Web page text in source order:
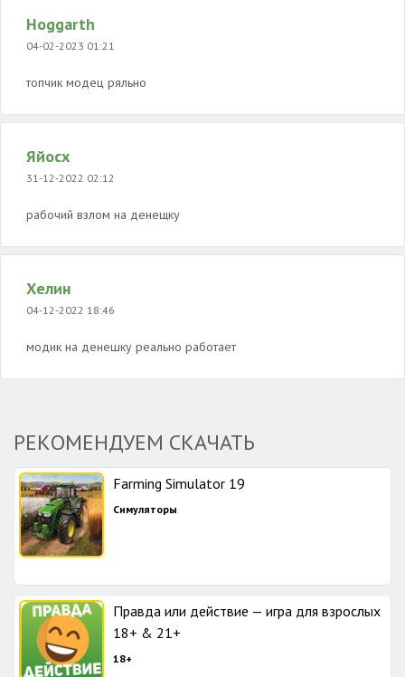
Hoggarth
04-02-2023 01:21
топчик модец ряльно
Яйосх
31-12-2022 02:12
рабочий взлом на денещку
Хелин
04-12-2022 18:46
модик на денешку реально работает
РЕКОМЕНДУЕМ СКАЧАТЬ
Farming Simulator 19
Симуляторы
Правда или действие — игра для взрослых
18+ & 21+
18+